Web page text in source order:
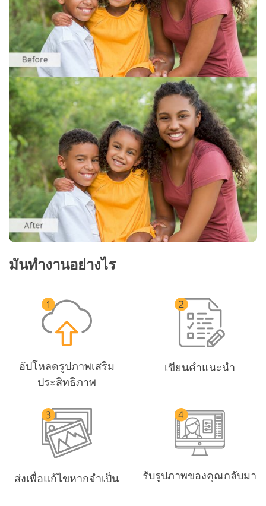
มันทำงานอย่างไร
อัปโหลดรูปภาพเสริม
ประสิทธิภาพ
เขียนคำแนะนำ
ส่งเพื่อแก้ไขหากจำเป็น รับรูปภาพของคุณกลับมา